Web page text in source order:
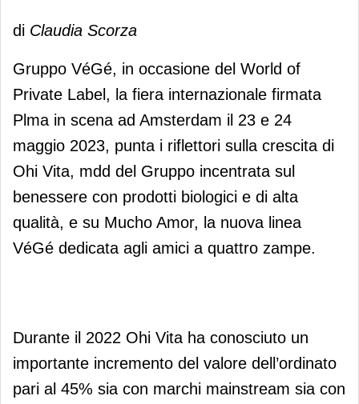
Gruppo VéGé arricchisce l’offerta
Mdd
di Claudia Scorza
Gruppo VéGé, in occasione del World of
Private Label, la fiera internazionale firmata
Plma in scena ad Amsterdam il 23 e 24
maggio 2023, punta i riflettori sulla crescita di
Ohi Vita, mdd del Gruppo incentrata sul
benessere con prodotti biologici e di alta
qualità, e su Mucho Amor, la nuova linea
VéGé dedicata agli amici a quattro zampe.
Durante il 2022 Ohi Vita ha conosciuto un
importante incremento del valore dell’ordinato
pari al 45% sia con marchi mainstream sia con